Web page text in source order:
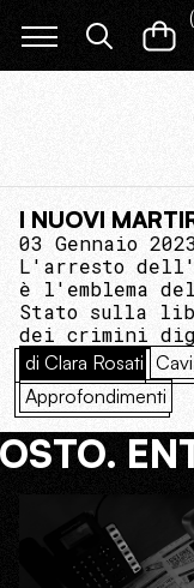
(
I NUOVI
03 Gennaio
L'arresto
è l'emblema
Stato sulla
dei crimini
di Clara Rosati
Approfondimenti